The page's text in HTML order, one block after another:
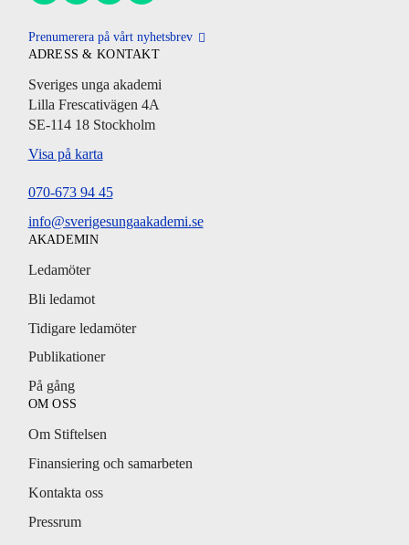
Prenumerera på vårt nyhetsbrev
ADRESS & KONTAKT
Sveriges unga akademi
Lilla Frescativägen 4A
SE-114 18 Stockholm
Visa på karta
070-673 94 45
info@sverigesungaakademi.se
AKADEMIN
Ledamöter
Bli ledamot
Tidigare ledamöter
Publikationer
På gång
OM OSS
Om Stiftelsen
Finansiering och samarbeten
Kontakta oss
Pressrum